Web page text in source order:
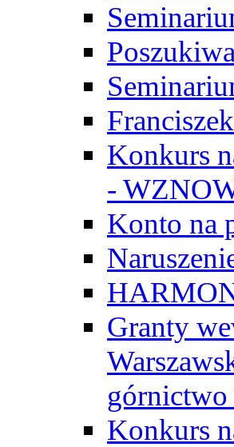
Konkurs
-
Konto na
Granty
górnictwo
Konkurs